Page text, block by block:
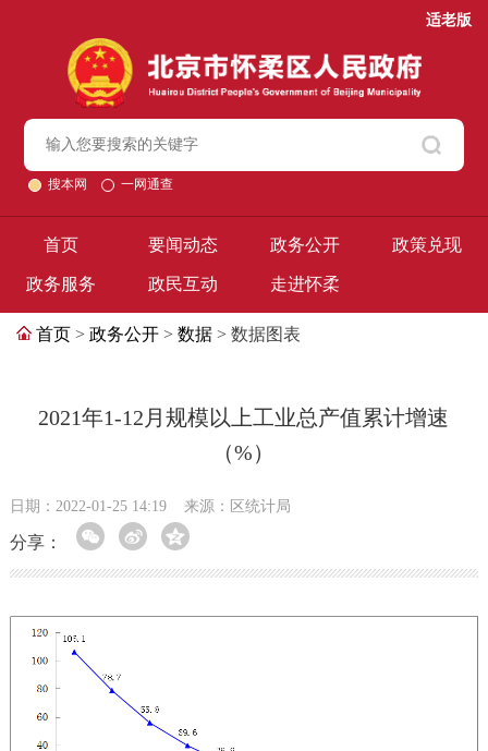
适老版
搜本网 一网通查
首页 要闻动态 政务公开 政策兑现
政务服务 政民互动 走进怀柔
首页 > 政务公开 > 数据 > 数据图表
2021年1-12月规模以上工业总产值累计增速
（%）
日期：2022-01-25 14:19 来源：区统计局
分享：